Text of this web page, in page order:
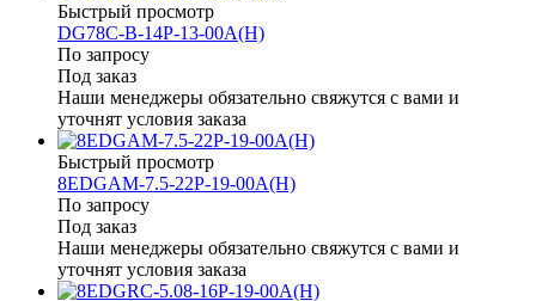
Быстрый просмотр
DG78C-B-14P-13-00A(H)
По запросу
Под заказ
Наши менеджеры обязательно свяжутся с вами и
уточнят условия заказа
Быстрый просмотр
8EDGAM-7.5-22P-19-00A(H)
По запросу
Под заказ
Наши менеджеры обязательно свяжутся с вами и
уточнят условия заказа